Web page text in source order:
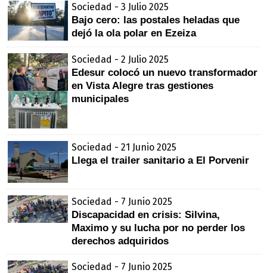
Sociedad - 3 Julio 2025
Bajo cero: las postales heladas que
dejó la ola polar en Ezeiza
Sociedad - 2 Julio 2025
Edesur colocó un nuevo transformador
en Vista Alegre tras gestiones
municipales
Sociedad - 21 Junio 2025
Llega el trailer sanitario a El Porvenir
Sociedad - 7 Junio 2025
Discapacidad en crisis: Silvina,
Maximo y su lucha por no perder los
derechos adquiridos
Sociedad - 7 Junio 2025